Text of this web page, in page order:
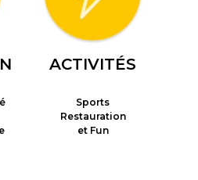
ACTIVITÉS
Sports
Restauration
et Fun